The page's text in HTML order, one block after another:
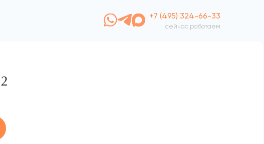
+7 (495) 324-66-33
сейчас работаем
2